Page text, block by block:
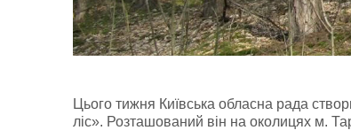
Цього тижня Київська обласна рада
ліс». Розташований він на околицях м.